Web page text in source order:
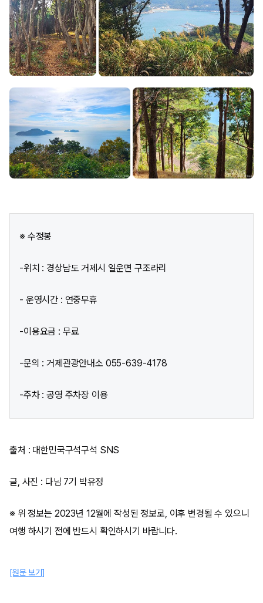
※ 수정봉
-위치 : 경상남도 거제시 일운면 구조라리
- 운영시간 : 연중무휴
-이용요금 : 무료
-문의 : 거제관광안내소 055-639-4178
-주차 : 공영 주차장 이용
출처 : 대한민국구석구석 SNS
글, 사진 : 다님 7기 박유정
※ 위 정보는 2023년 12월에 작성된 정보로, 이후 변경될 수 있으니
여행 하시기 전에 반드시 확인하시기 바랍니다.
[원문 보기]